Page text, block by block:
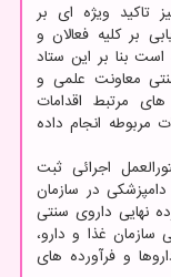
تاکید ویژه ای بر
بر کلیه فعالان و
بنا بر این ستاد
معاونت علمی و
های مرتبط اقدامات
مربوطه انجام داده
اجرائی ثبت
در سازمان
نهایی داروی سنتی
غذا و دارو،
و فرآورده های